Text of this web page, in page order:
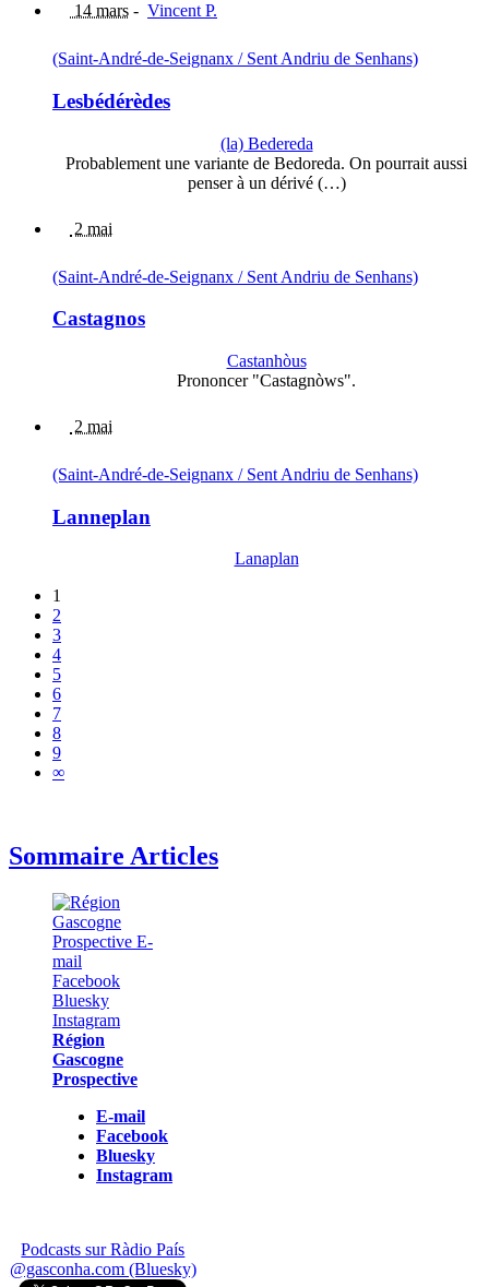
14 mars - Vincent P.
(Saint-André-de-Seignanx / Sent Andriu de Senhans)
Lesbédérèdes
(la) Bedereda
Probablement une variante de Bedoreda. On pourrait aussi
penser à un dérivé (…)
2 mai
(Saint-André-de-Seignanx / Sent Andriu de Senhans)
Castagnos
Castanhòus
Prononcer "Castagnòws".
2 mai
(Saint-André-de-Seignanx / Sent Andriu de Senhans)
Lanneplan
Lanaplan
1
2
3
4
5
6
7
8
9
∞
Sommaire Articles
Région
Gascogne
Prospective
E-mail
Facebook
Bluesky
Instagram
Podcasts sur Ràdio País
@gasconha.com (Bluesky)